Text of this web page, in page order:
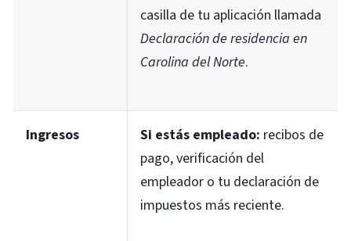
casilla de tu aplicación llamada
Declaración de residencia en
Carolina del Norte.
Ingresos Si estás empleado: recibos de
pago, verificación del
empleador o tu declaración de
impuestos más reciente.